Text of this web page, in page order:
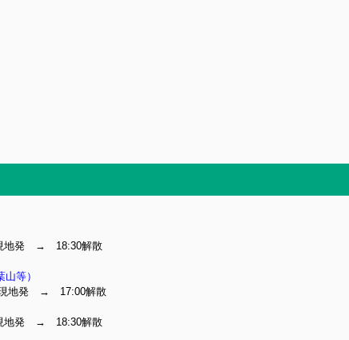
地発 → 18:30解散
等）
地発 → 17:00解散
地発 → 18:30解散